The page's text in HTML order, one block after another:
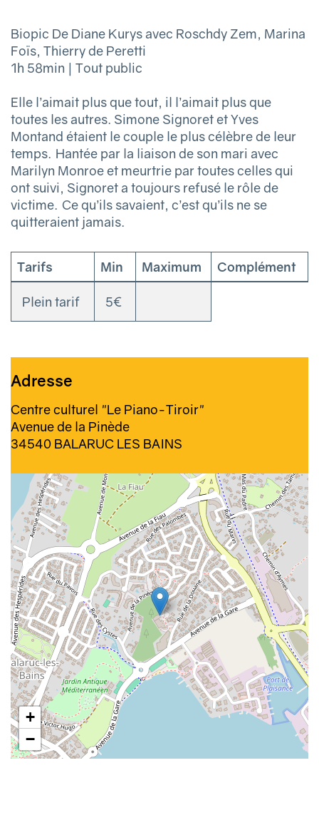
Biopic De Diane Kurys avec Roschdy Zem, Marina
Foïs, Thierry de Peretti
1h 58min | Tout public
Elle l’aimait plus que tout, il l’aimait plus que
toutes les autres. Simone Signoret et Yves
Montand étaient le couple le plus célèbre de leur
temps. Hantée par la liaison de son mari avec
Marilyn Monroe et meurtrie par toutes celles qui
ont suivi, Signoret a toujours refusé le rôle de
victime. Ce qu’ils savaient, c’est qu’ils ne se
quitteraient jamais.
Tarifs Min Maximum Complément
Plein tarif 5€
Adresse
Centre culturel "Le Piano-Tiroir"
Avenue de la Pinède
34540 BALARUC LES BAINS
Géolocalisation
+
−